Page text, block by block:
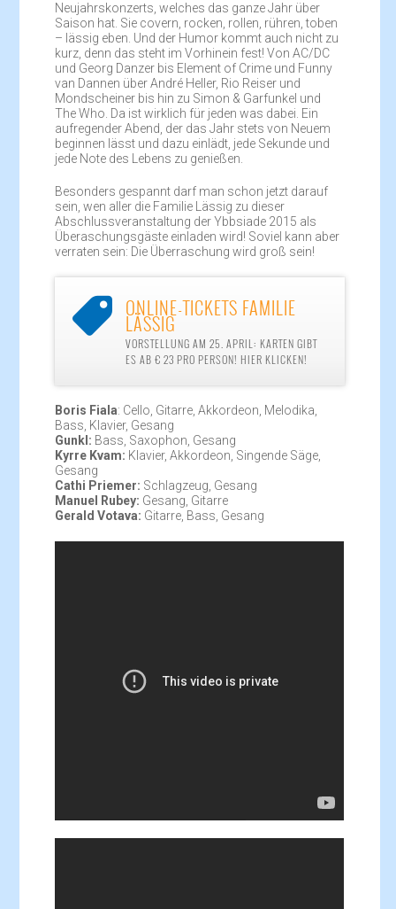
Neujahrskonzerts, welches das ganze Jahr über
Saison hat. Sie covern, rocken, rollen, rühren, toben
– lässig eben. Und der Humor kommt auch nicht zu
kurz, denn das steht im Vorhinein fest! Von AC/DC
und Georg Danzer bis Element of Crime und Funny
van Dannen über André Heller, Rio Reiser und
Mondscheiner bis hin zu Simon & Garfunkel und
The Who. Da ist wirklich für jeden was dabei. Ein
aufregender Abend, der das Jahr stets von Neuem
beginnen lässt und dazu einlädt, jede Sekunde und
jede Note des Lebens zu genießen.
Besonders gespannt darf man schon jetzt darauf
sein, wen aller die Familie Lässig zu dieser
Abschlussveranstaltung der Ybbsiade 2015 als
Überaschungsgäste einladen wird! Soviel kann aber
verraten sein: Die Überraschung wird groß sein!
 ONLINE-TICKETS FAMILIE
LÄSSIG
VORSTELLUNG AM 25. APRIL: KARTEN GIBT
ES AB € 23 PRO PERSON! HIER KLICKEN!
Boris Fiala: Cello, Gitarre, Akkordeon, Melodika,
Bass, Klavier, Gesang
Gunkl: Bass, Saxophon, Gesang
Kyrre Kvam: Klavier, Akkordeon, Singende Säge,
Gesang
Cathi Priemer: Schlagzeug, Gesang
Manuel Rubey: Gesang, Gitarre
Gerald Votava: Gitarre, Bass, Gesang